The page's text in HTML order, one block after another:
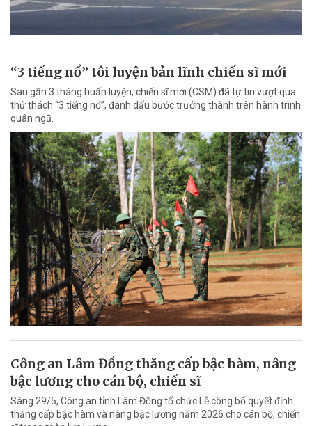
“3 tiếng nổ” tôi luyện bản lĩnh chiến sĩ mới
Sau gần 3 tháng huấn luyện, chiến sĩ mới (CSM) đã tự tin vượt qua
thử thách “3 tiếng nổ”, đánh dấu bước trưởng thành trên hành trình
quân ngũ.
Công an Lâm Đồng thăng cấp bậc hàm, nâng
bậc lương cho cán bộ, chiến sĩ
Sáng 29/5, Công an tỉnh Lâm Đồng tổ chức Lễ công bố quyết định
thăng cấp bậc hàm và nâng bậc lương năm 2026 cho cán bộ, chiến